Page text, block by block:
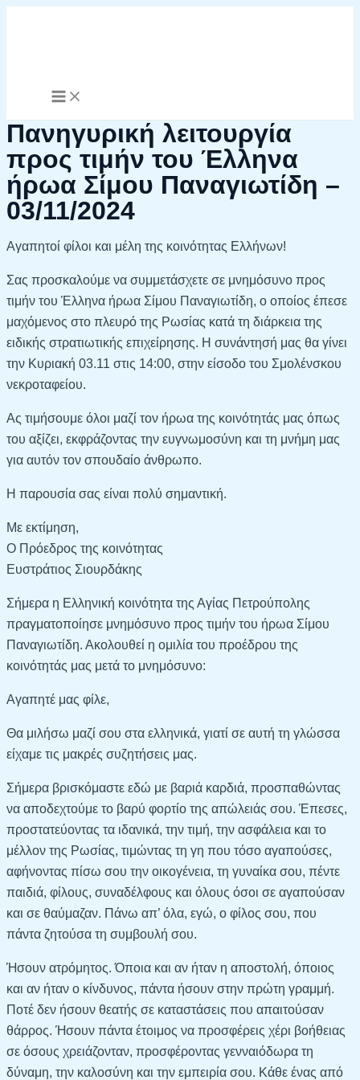
ΜετάβασηMAIN
Πανηγυρική λειτουργία
προς τιμήν του Έλληνα
ήρωα Σίμου Παναγιωτίδη –
03/11/2024
Αγαπητοί φίλοι και μέλη της κοινότητας Ελλήνων!
Σας προσκαλούμε να συμμετάσχετε σε μνημόσυνο προς
τιμήν του Έλληνα ήρωα Σίμου Παναγιωτίδη, ο οποίος έπεσε
μαχόμενος στο πλευρό της Ρωσίας κατά τη διάρκεια της
ειδικής στρατιωτικής επιχείρησης. Η συνάντησή μας θα γίνει
την Κυριακή 03.11 στις 14:00, στην είσοδο του Σμολένσκου
νεκροταφείου.
Ας τιμήσουμε όλοι μαζί τον ήρωα της κοινότητάς μας όπως
του αξίζει, εκφράζοντας την ευγνωμοσύνη και τη μνήμη μας
για αυτόν τον σπουδαίο άνθρωπο.
Η παρουσία σας είναι πολύ σημαντική.
Με εκτίμηση,
Ο Πρόεδρος της κοινότητας
Ευστράτιος Σιουρδάκης
Σήμερα η Ελληνική κοινότητα της Αγίας Πετρούπολης
πραγματοποίησε μνημόσυνο προς τιμήν του ήρωα Σίμου
Παναγιωτίδη. Ακολουθεί η ομιλία του προέδρου της
κοινότητάς μας μετά το μνημόσυνο:
Αγαπητέ μας φίλε,
Θα μιλήσω μαζί σου στα ελληνικά, γιατί σε αυτή τη γλώσσα
είχαμε τις μακρές συζητήσεις μας.
Σήμερα βρισκόμαστε εδώ με βαριά καρδιά, προσπαθώντας
να αποδεχτούμε το βαρύ φορτίο της απώλειάς σου. Έπεσες,
προστατεύοντας τα ιδανικά, την τιμή, την ασφάλεια και το
μέλλον της Ρωσίας, τιμώντας τη γη που τόσο αγαπούσες,
αφήνοντας πίσω σου την οικογένεια, τη γυναίκα σου, πέντε
παιδιά, φίλους, συναδέλφους και όλους όσοι σε αγαπούσαν
και σε θαύμαζαν. Πάνω απ’ όλα, εγώ, ο φίλος σου, που
πάντα ζητούσα τη συμβουλή σου.
Ήσουν ατρόμητος. Όποια και αν ήταν η αποστολή, όποιος
και αν ήταν ο κίνδυνος, πάντα ήσουν στην πρώτη γραμμή.
Ποτέ δεν ήσουν θεατής σε καταστάσεις που απαιτούσαν
θάρρος. Ήσουν πάντα έτοιμος να προσφέρεις χέρι βοήθειας
σε όσους χρειάζονταν, προσφέροντας γενναιόδωρα τη
δύναμη, την καλοσύνη και την εμπειρία σου. Κάθε ένας από